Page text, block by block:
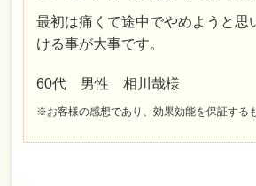
最初は痛くて途中でやめようと思
ける事が大事です。
60代 男性 相川哉様
※お客様の感想であり、効果効能を保証する